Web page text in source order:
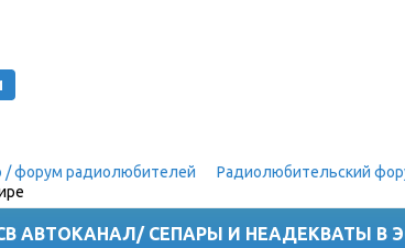
/ форум радиолюбителей Радиолюбительский
АВТОКАНАЛ/ СЕПАРЫ И НЕАДЕКВАТЫ В